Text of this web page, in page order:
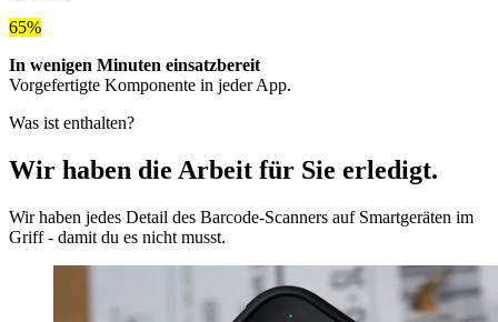
65%
In wenigen Minuten einsatzbereit
Vorgefertigte Komponente in jeder App.
Was ist enthalten?
Wir haben die Arbeit für Sie erledigt.
Wir haben jedes Detail des Barcode-Scanners auf Smartgeräten im
Griff - damit du es nicht musst.